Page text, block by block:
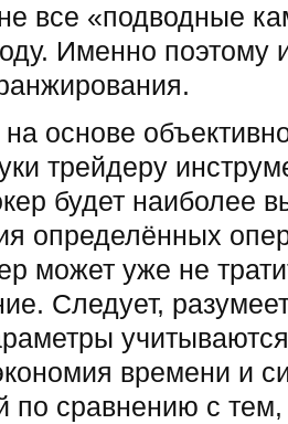
все «подводные
Именно поэтому
основе
трейдеру
будет наиболее
определённых
может уже не
Следует,
времени и
по сравнению с